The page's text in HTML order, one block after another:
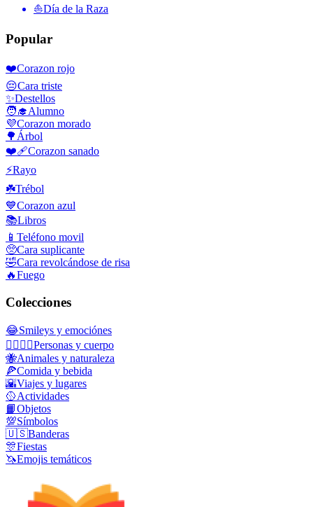
⛵️Día de la Raza
Popular
❤️Corazon rojo
😔Cara triste
✨Destellos
🧑‍🎓Alumno
💜Corazon morado
🌳 Árbol
❤️‍🩹Corazon sanado
⚡Rayo
☘️Trébol
💙Corazon azul
📚Libros
📱 Teléfono movil
🥺Cara suplicante
🤣Cara revolcándose de risa
🔥Fuego
Colecciones
😂Smileys y emociónes
👩‍❤️‍💋‍👨Personas y cuerpo
🐝Animales y naturaleza
🍕Comida y bebida
🌇Viajes y lugares
🥎Actividades
📙Objetos
💯Símbolos
🇺🇸Banderas
🎊Fiestas
🦄Emojis temáticos